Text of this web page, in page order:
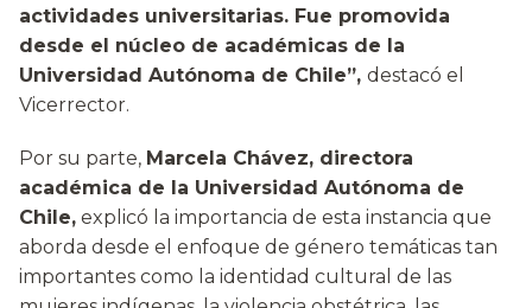
actividades universitarias. Fue promovida
desde el núcleo de académicas de la
Universidad Autónoma de Chile”, destacó el
Vicerrector.
Por su parte, Marcela Chávez, directora
académica de la Universidad Autónoma de
Chile, explicó la importancia de esta instancia que
aborda desde el enfoque de género temáticas tan
importantes como la identidad cultural de las